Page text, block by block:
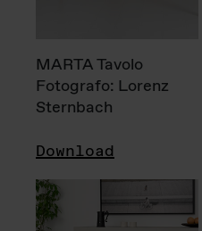
MARTA Tavolo
Fotografo: Lorenz
Sternbach
Download